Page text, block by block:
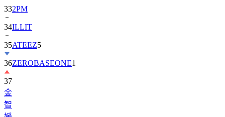
34ILLIT
35ATEEZ
36ZEROBASEONE
37
金
智
媛
2